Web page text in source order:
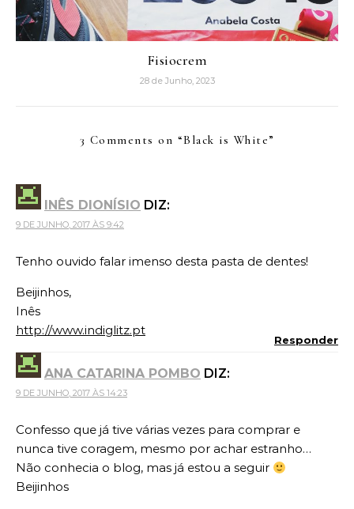
Fisiocrem
28 de Junho, 2023
3 Comments on “Black is White”
INÊS DIONÍSIO DIZ:
9 DE JUNHO, 2017 ÀS 9:42
Tenho ouvido falar imenso desta pasta de dentes!
Beijinhos,
Inês
http://www.indiglitz.pt
Responder
ANA CATARINA POMBO DIZ:
9 DE JUNHO, 2017 ÀS 14:23
Confesso que já tive várias vezes para comprar e
nunca tive coragem, mesmo por achar estranho…
Não conhecia o blog, mas já estou a seguir
Beijinhos